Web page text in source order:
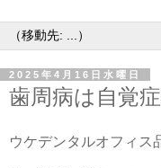
2025年4月16日水曜日
歯周病は自覚
ウケデンタルオフィス